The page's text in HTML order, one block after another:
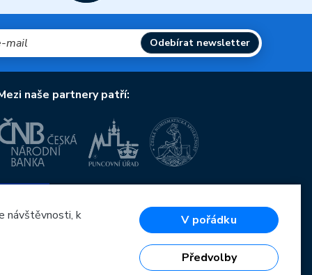
Odebírat newsletter
naše partnery patří:
OP Podnikání a inovace pro konkurenceschopnost
Evropský fond pro regionální rozvoj
Investice do vaší budoucnosti
návštěvnosti, k V pořádku
Předvolby